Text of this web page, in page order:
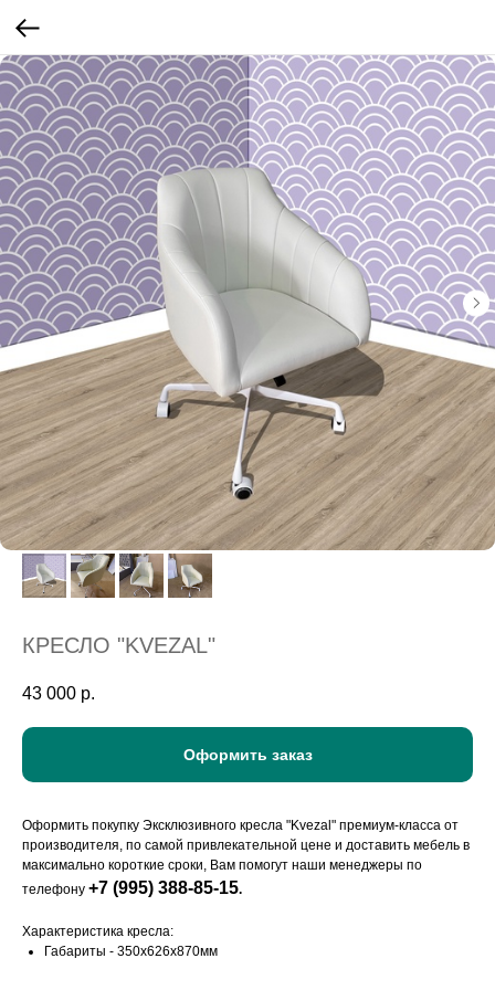
КРЕСЛО "KVEZAL"
43 000 р.
Оформить заказ
Оформить покупку Эксклюзивного кресла "Kvezal" премиум-класса от
производителя, по самой привлекательной цене и доставить мебель в
максимально короткие сроки, Вам помогут наши менеджеры по
телефону +7 (995) 388-85-15.
Характеристика кресла:
Габариты - 350х626х870мм